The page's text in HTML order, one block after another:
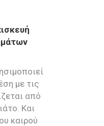
με τις
από
Και
καιρού